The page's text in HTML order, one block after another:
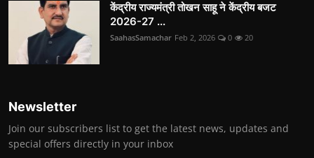
केंद्रीय राज्यमंत्री तोखन साहू ने केंद्रीय बजट
2026-27 ...
SaahasSamachar Feb 2, 2026 0 20
Newsletter
Join our subscribers list to get the latest news, updates and
special offers directly in your inbox